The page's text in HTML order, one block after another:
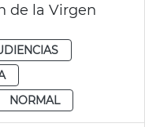
de la Virgen
NORMAL